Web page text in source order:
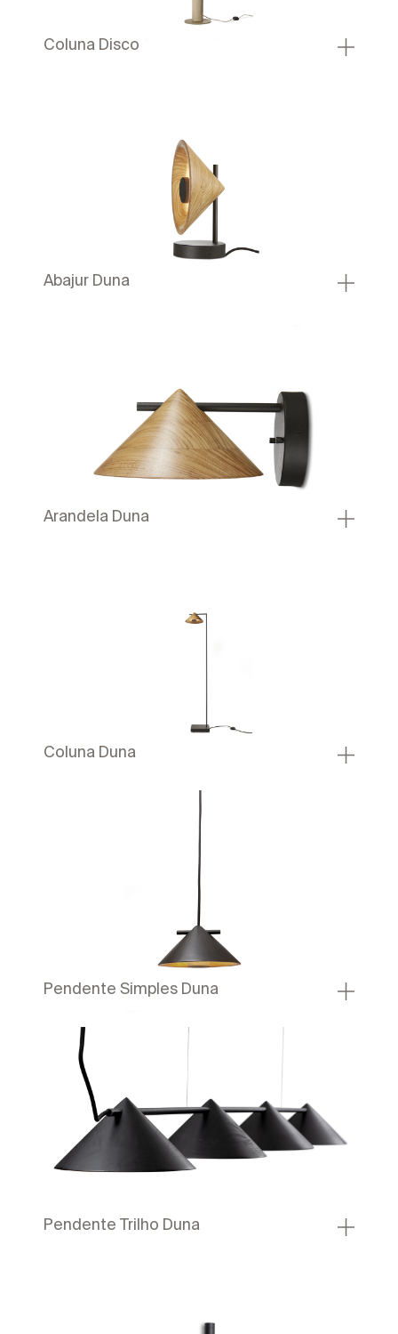
Coluna Disco
Abajur Duna
Arandela Duna
Coluna Duna
Pendente Simples Duna
Pendente Trilho Duna